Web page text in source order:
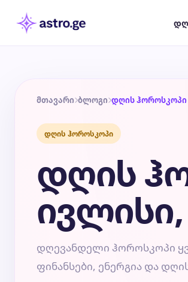
მთავარი ბლოგი დღის ჰოროსკოპი
დღის ჰოროსკოპი
დღის
ივლისი,
დღევანდელი ჰოროსკოპი
ფინანსები, ენერგია და